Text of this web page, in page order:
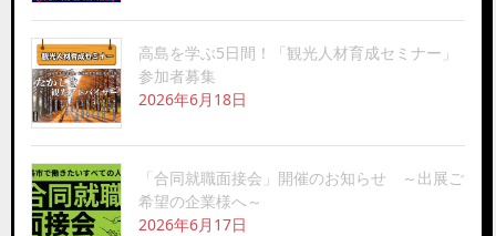
高島を学ぶ5日間！「観光人材育成セミナー」
参加者募集
2026年6月18日
「合同就職面接会」開催のお知らせ ～出展ご
希望の企業様へ～
2026年6月17日